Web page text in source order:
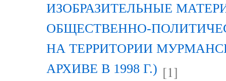
ИЗОБРАЗИТЕЛЬНЫЕ
ОБЩЕСТВЕННО-
НА ТЕРРИТОРИИ
АРХИВЕ В 1998 Г.) [1]